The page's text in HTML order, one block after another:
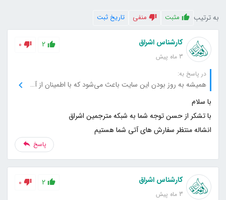
به ترتیب مثبت منفی تاریخ ثبت
کارشناس اشراق
3 ماه پیش
2
0
در پاسخ به:
همیشه به روز بودن این سایت باعث می‌شود که با اطمینان از آن استفاده کنم، از تلاش‌های شما سپاسگزارم.
انشاله منتظر سفارش های آتی شما هستیم
پاسخ
کارشناس اشراق
3 ماه پیش
2
0